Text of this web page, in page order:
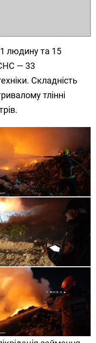
людину та 15
— 33
Складність
тлінні